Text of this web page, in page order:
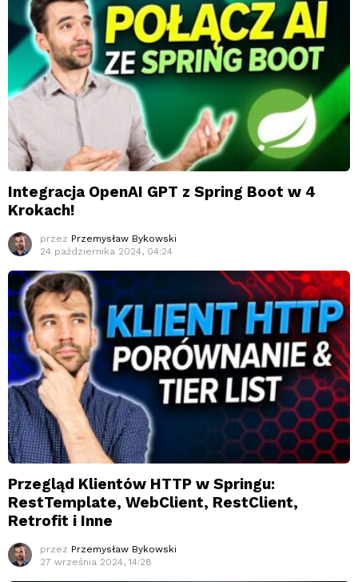
Integracja OpenAI GPT z Spring Boot w 4
Krokach!
przez Przemysław Bykowski
24 października 2024, 04:24
Przegląd Klientów HTTP w Springu:
RestTemplate, WebClient, RestClient,
Retrofit i Inne
przez Przemysław Bykowski
27 września 2024, 14:28